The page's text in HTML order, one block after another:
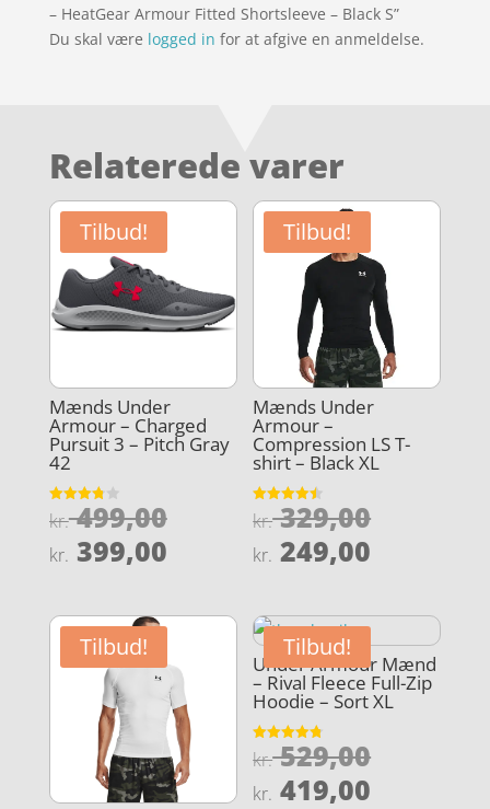
– HeatGear Armour Fitted Shortsleeve – Black S”
Du skal være logged in for at afgive en anmeldelse.
Relaterede varer
Tilbud!
Mænds Under
Armour – Charged
Pursuit 3 – Pitch Gray
42
Vurderet
3.8
kr.499,00Den
oprindelige
kr. 499,00.
kr. 399,00Den
pris
er:
kr. 399,00.
Tilbud!
Mænds Under
Armour –
Compression LS T-
shirt – Black XL
Vurderet
4.5
kr.329,00Den
kr.
kr. 249,00
pris
er:
kr.
Tilbud! Tilbud!
Under Armour Mænd
– Rival Fleece Full-Zip
Hoodie – Sort XL
Vurderet
4.8
kr.529,00Den
kr. 419,00